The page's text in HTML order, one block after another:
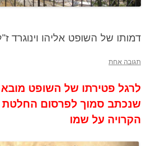
דמותו של השופט אליהו וינוגרד
תגובה אחת
לרגל פטירתו של השופט
שנכתב סמוך לפרסום החלטת
הקרויה על שמו